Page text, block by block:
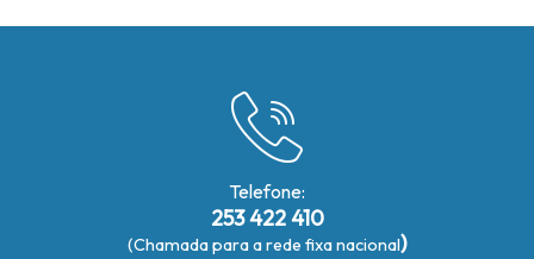
Telefone:
253 422 410
(Chamada para a rede fixa nacional)